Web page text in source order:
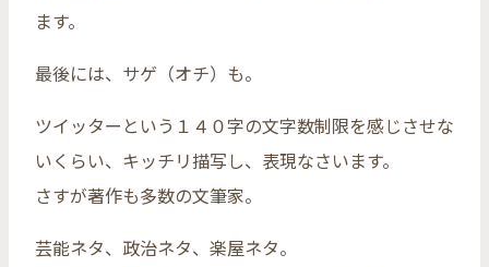
ます。
最後には、サゲ（オチ）も。
ツイッターという１４０字の文字数制限を感じさせな
いくらい、キッチリ描写し、表現なさいます。
さすが著作も多数の文筆家。
芸能ネタ、政治ネタ、楽屋ネタ。